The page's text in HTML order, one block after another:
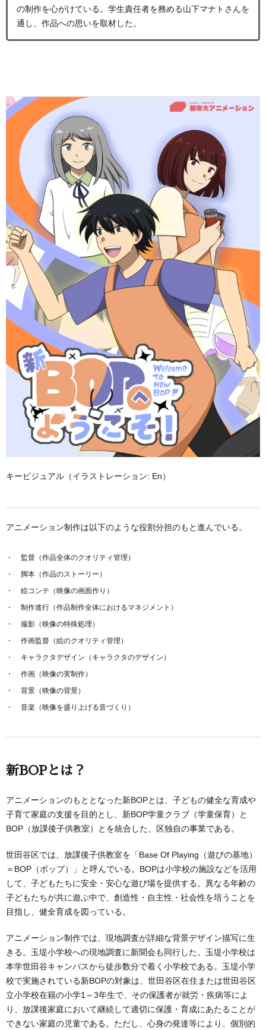
の制作を心がけている。学生責任者を務める山下マナトさんを
通し、作品への思いを取材した。
キービジュアル（イラストレーション: En）
アニメーション制作は以下のような役割分担のもと進んでいる。
監督（作品全体のクオリティ管理）
脚本（作品のストーリー）
絵コンテ（映像の画面作り）
制作進行（作品制作全体におけるマネジメント）
撮影（映像の特殊処理）
作画監督（絵のクオリティ管理）
キャラクタデザイン（キャラクタのデザイン）
作画（映像の実制作）
背景（映像の背景）
音楽（映像を盛り上げる音づくり）
新BOPとは？
アニメーションのもととなった新BOPとは、子どもの健全な育成や
子育て家庭の支援を目的とし、新BOP学童クラブ（学童保育）と
BOP（放課後子供教室）とを統合した、区独自の事業である。
世田谷区では、放課後子供教室を「Base Of Playing（遊びの基地）
＝BOP（ボップ）」と呼んでいる。BOPは小学校の施設などを活用
して、子どもたちに安全・安心な遊び場を提供する。異なる年齢の
子どもたちが共に遊ぶ中で、創造性・自主性・社会性を培うことを
目指し、健全育成を図っている。
アニメーション制作では、現地調査が詳細な背景デザイン描写に生
きる。玉堤小学校への現地調査に新聞会も同行した。玉堤小学校は
本学世田谷キャンパスから徒歩数分で着く小学校である。玉堤小学
校で実施されている新BOPの対象は、世田谷区在住または世田谷区
立小学校在籍の小学1～3年生で、その保護者が就労・疾病等によ
り、放課後家庭において継続して適切に保護・育成にあたることが
できない家庭の児童である。ただし、心身の発達等により、個別的